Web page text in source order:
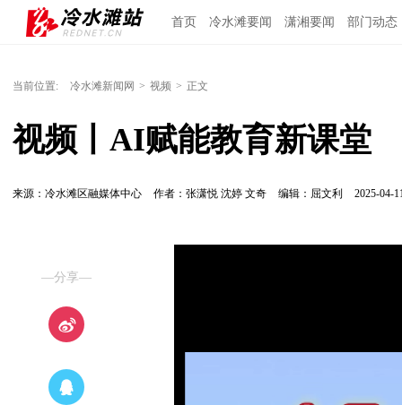
首页 冷水滩要闻 潇湘要闻 部门动态
当前位置: 冷水滩新闻网 > 视频 > 正文
视频丨AI赋能教育新课堂
来源：冷水滩区融媒体中心 作者：张潇悦 沈婷 文奇 编辑：屈文利 2025-04-
—分享—